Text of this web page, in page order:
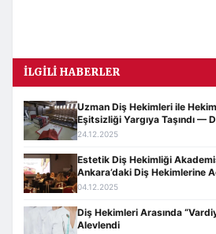
İLGILI HABERLER
Uzman Diş Hekimleri ile
Eşitsizliği Yargıya Taşındı —
24.12.2025
Estetik Diş Hekimliği
Ankara’daki Diş Hekimlerine
04.12.2025
Diş Hekimleri Arasında
Alevlendi